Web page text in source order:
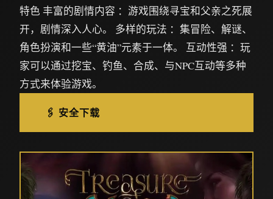
特色 丰富的剧情内容 ：游戏围绕寻宝和父亲之死展
开，剧情深入人心。 多样的玩法 ：集冒险、解谜、
角色扮演和一些“黄油”元素于一体。 互动性强 ：玩
家可以通过挖宝、钓鱼、合成、与NPC互动等多种
方式来体验游戏。
🖇️ 安全下载